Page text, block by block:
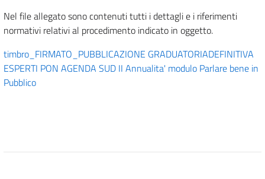
Nel file allegato sono contenuti tutti i dettagli e i riferimenti
normativi relativi al procedimento indicato in oggetto.
timbro_FIRMATO_PUBBLICAZIONE GRADUATORIADEFINITIVA
ESPERTI PON AGENDA SUD II Annualita' modulo Parlare bene in
Pubblico